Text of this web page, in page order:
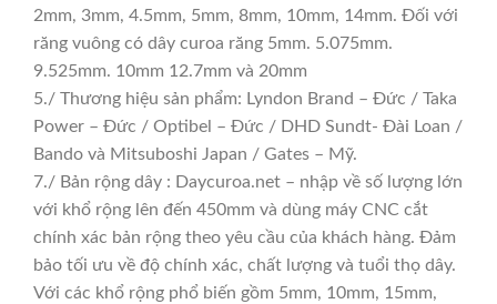
2mm, 3mm, 4.5mm, 5mm, 8mm, 10mm, 14mm. Đối với
răng vuông có dây curoa răng 5mm. 5.075mm.
9.525mm. 10mm 12.7mm và 20mm
5./ Thương hiệu sản phẩm: Lyndon Brand – Đức / Taka
Power – Đức / Optibel – Đức / DHD Sundt- Đài Loan /
Bando và Mitsuboshi Japan / Gates – Mỹ.
7./ Bản rộng dây : Daycuroa.net – nhập về số lượng lớn
với khổ rộng lên đến 450mm và dùng máy CNC cắt
chính xác bản rộng theo yêu cầu của khách hàng. Đảm
bảo tối ưu về độ chính xác, chất lượng và tuổi thọ dây.
Với các khổ rộng phổ biến gồm 5mm, 10mm, 15mm,